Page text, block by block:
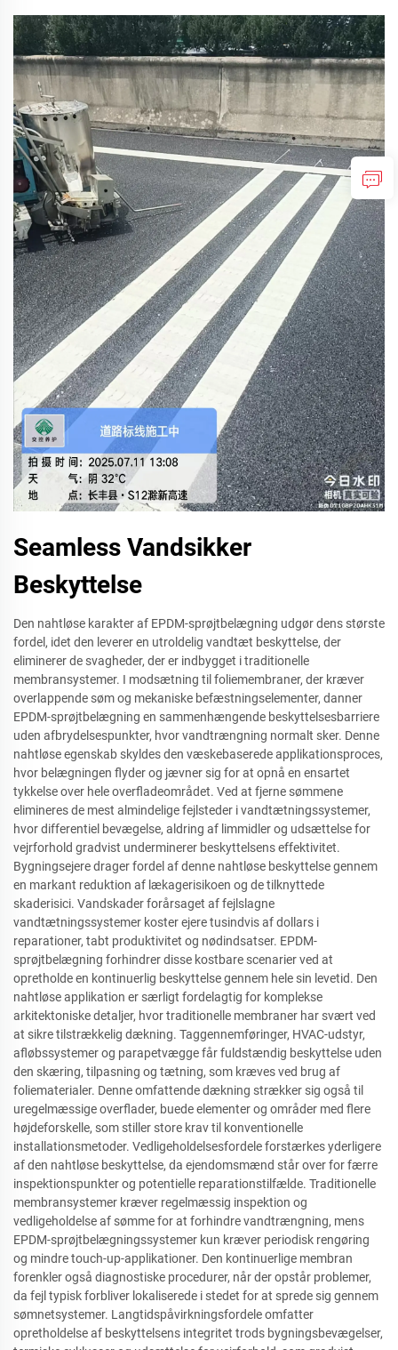
Seamless Vandsikker
Beskyttelse
Den nahtløse karakter af EPDM-sprøjtbelægning udgør dens største
fordel, idet den leverer en utroldelig vandtæt beskyttelse, der
eliminerer de svagheder, der er indbygget i traditionelle
membransystemer. I modsætning til foliemembraner, der kræver
overlappende søm og mekaniske befæstningselementer, danner
EPDM-sprøjtbelægning en sammenhængende beskyttelsesbarriere
uden afbrydelsespunkter, hvor vandtrængning normalt sker. Denne
nahtløse egenskab skyldes den væskebaserede applikationsproces,
hvor belægningen flyder og jævner sig for at opnå en ensartet
tykkelse over hele overfladeområdet. Ved at fjerne sømmene
elimineres de mest almindelige fejlsteder i vandtætningssystemer,
hvor differentiel bevægelse, aldring af limmidler og udsættelse for
vejrforhold gradvist underminerer beskyttelsens effektivitet.
Bygningsejere drager fordel af denne nahtløse beskyttelse gennem
en markant reduktion af lækagerisikoen og de tilknyttede
skaderisici. Vandskader forårsaget af fejlslagne
vandtætningssystemer koster ejere tusindvis af dollars i
reparationer, tabt produktivitet og nødindsatser. EPDM-
sprøjtbelægning forhindrer disse kostbare scenarier ved at
opretholde en kontinuerlig beskyttelse gennem hele sin levetid. Den
nahtløse applikation er særligt fordelagtig for komplekse
arkitektoniske detaljer, hvor traditionelle membraner har svært ved
at sikre tilstrækkelig dækning. Taggennemføringer, HVAC-udstyr,
afløbssystemer og parapetvægge får fuldstændig beskyttelse uden
den skæring, tilpasning og tætning, som kræves ved brug af
foliematerialer. Denne omfattende dækning strækker sig også til
uregelmæssige overflader, buede elementer og områder med flere
højdeforskelle, som stiller store krav til konventionelle
installationsmetoder. Vedligeholdelsesfordele forstærkes yderligere
af den nahtløse beskyttelse, da ejendomsmænd står over for færre
inspektionspunkter og potentielle reparationstilfælde. Traditionelle
membransystemer kræver regelmæssig inspektion og
vedligeholdelse af sømme for at forhindre vandtrængning, mens
EPDM-sprøjtbelægningssystemer kun kræver periodisk rengøring
og mindre touch-up-applikationer. Den kontinuerlige membran
forenkler også diagnostiske procedurer, når der opstår problemer,
da fejl typisk forbliver lokaliserede i stedet for at sprede sig gennem
sømnetsystemer. Langtidspåvirkningsfordele omfatter
opretholdelse af beskyttelsens integritet trods bygningsbevægelser,